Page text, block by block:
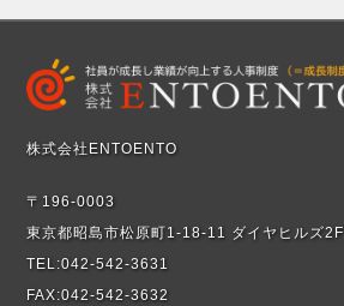
株式会社ENTOENTO
〒196-0003
東京都昭島市松原町1-18-11 ダイヤヒルズ2F
TEL:042-542-3631
FAX:042-542-3632